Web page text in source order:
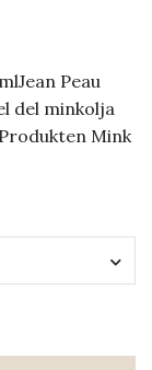
Peau
del minkolja
Mink